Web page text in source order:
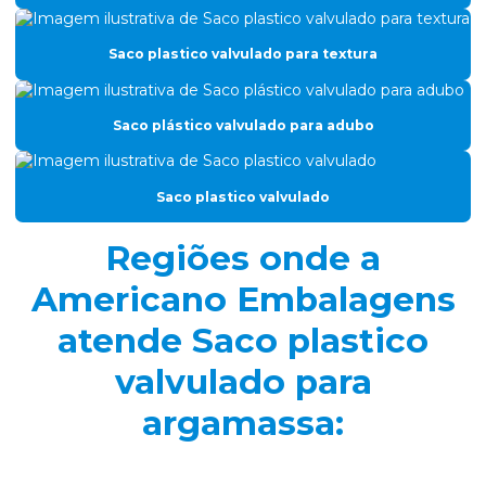
Filme gofrado para perfil de alumínio
Filme para leites e derivados
Filme nylon poli para congelados
Filme plástico sr coex
Filme termoencolhivel para vácuo
Filmes laminados
Filmes plásticos para congelados
Filmes termoformagem
Folha para manteiga laminada
Saco plastico valvulado para textura
Saco plástico valvulado para adubo
Saco plastico valvulado
Regiões onde a
Americano Embalagens
atende Saco plastico
valvulado para
argamassa: